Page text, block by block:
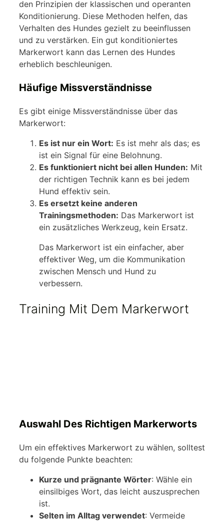
den Prinzipien der klassischen und operanten
Konditionierung. Diese Methoden helfen, das
Verhalten des Hundes gezielt zu beeinflussen
und zu verstärken. Ein gut konditioniertes
Markerwort kann das Lernen des Hundes
erheblich beschleunigen.
Häufige Missverständnisse
Es gibt einige Missverständnisse über das
Markerwort:
Es ist nur ein Wort: Es ist mehr als das; es
ist ein Signal für eine Belohnung.
Es funktioniert nicht bei allen Hunden: Mit
der richtigen Technik kann es bei jedem
Hund effektiv sein.
Es ersetzt keine anderen
Trainingsmethoden: Das Markerwort ist
ein zusätzliches Werkzeug, kein Ersatz.
Das Markerwort ist ein einfacher, aber
effektiver Weg, um die Kommunikation
zwischen Mensch und Hund zu
verbessern.
Training Mit Dem Markerwort
Auswahl Des Richtigen Markerworts
Um ein effektives Markerwort zu wählen, solltest
du folgende Punkte beachten:
Kurze und prägnante Wörter: Wähle ein
einsilbiges Wort, das leicht auszusprechen
ist.
Selten im Alltag verwendet: Vermeide